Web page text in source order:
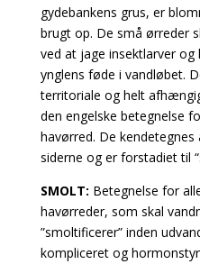
gydebankens grus, er
brugt op. De små ørreder
ved at jage insektlarver
ynglens føde i vandløbet.
territoriale og helt
den engelske betegnelse
havørred. De
siderne og er forstadiet til
SMOLT: Betegnelse for
havørreder, som skal
”smoltificerer” inden
kompliceret og